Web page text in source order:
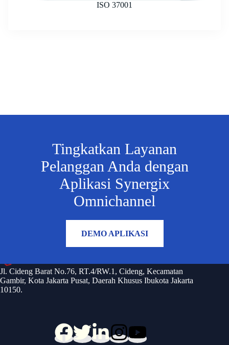
ISO 37001
Tingkatkan Layanan
Pelanggan Anda dengan
Aplikasi Synergix
Omnichannel
DEMO APLIKASI
Jl. Cideng Barat No.76, RT.4/RW.1, Cideng, Kecamatan
Gambir, Kota Jakarta Pusat, Daerah Khusus Ibukota Jakarta
10150.